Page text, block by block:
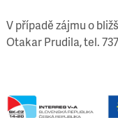
V případě zájmu o
Otakar Prudila, tel.